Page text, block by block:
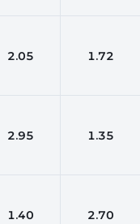
2.05 1.72
2.95 1.35
1.40 2.70